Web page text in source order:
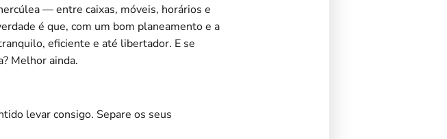
— entre caixas, móveis, horários e
é que, com um bom planeamento e a
eficiente e até libertador. E se
Melhor ainda.
levar consigo. Separe os seus